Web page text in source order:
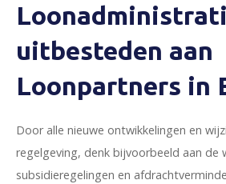
uitbesteden aan
Loonpartners in
Door alle nieuwe ontwikkelingen en
regelgeving, denk bijvoorbeeld aan de
subsidieregelingen en